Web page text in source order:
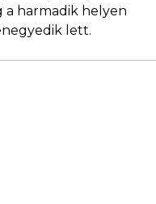
a harmadik helyen
lett.